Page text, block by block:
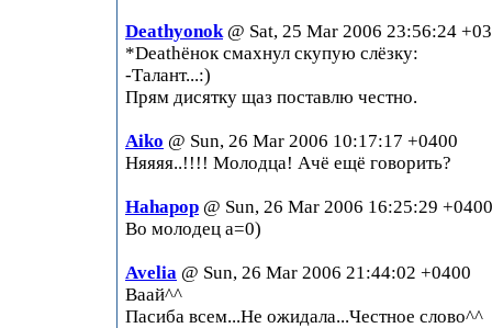
Deathyonok @ Sat, 25 Mar 2006 23:56:24
*Deathёнок смахнул скупую слёзку:
-Талант...:)
Прям дисятку щаз поставлю честно.
Aiko @ Sun, 26 Mar 2006 10:17:17 +0400
Няяяя..!!!! Молодца! Ачё ещё говорить?
Hahapop @ Sun, 26 Mar 2006 16:25:29 +0400
Во молодец а=0)
Avelia @ Sun, 26 Mar 2006 21:44:02 +0400
Ваай^^
Пасиба всем...Не ожидала...Честное слово^^